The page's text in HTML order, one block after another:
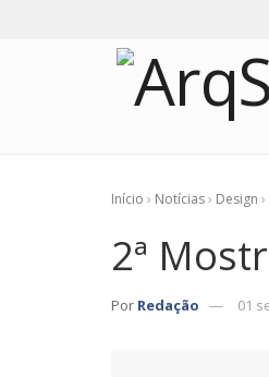
Início › Notícias› Design ›
2ª
Por Redação 01